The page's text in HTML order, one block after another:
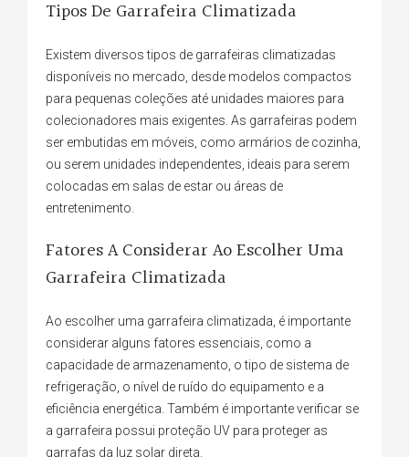
Tipos De Garrafeira Climatizada
Existem diversos tipos de garrafeiras climatizadas
disponíveis no mercado, desde modelos compactos
para pequenas coleções até unidades maiores para
colecionadores mais exigentes. As garrafeiras podem
ser embutidas em móveis, como armários de cozinha,
ou serem unidades independentes, ideais para serem
colocadas em salas de estar ou áreas de
entretenimento.
Fatores A Considerar Ao Escolher Uma
Garrafeira Climatizada
Ao escolher uma garrafeira climatizada, é importante
considerar alguns fatores essenciais, como a
capacidade de armazenamento, o tipo de sistema de
refrigeração, o nível de ruído do equipamento e a
eficiência energética. Também é importante verificar se
a garrafeira possui proteção UV para proteger as
garrafas da luz solar direta.